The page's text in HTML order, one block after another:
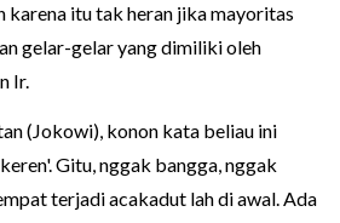
karena itu tak heran jika mayoritas
gelar-gelar yang dimiliki oleh
Ir.
(Jokowi), konon kata beliau ini
Gitu, nggak bangga, nggak
terjadi acakadut lah di awal. Ada